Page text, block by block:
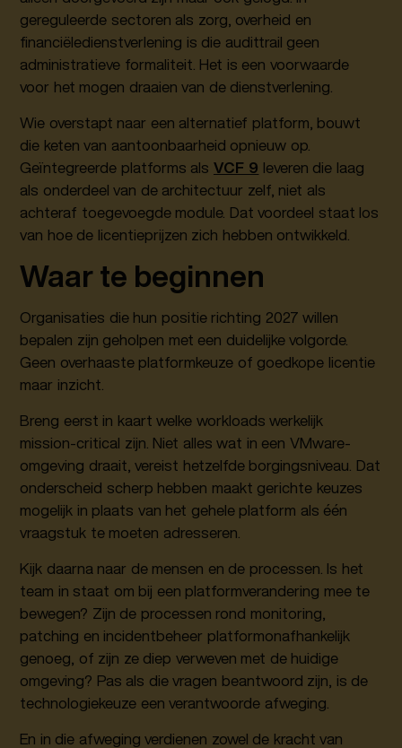
gereguleerde sectoren als zorg, overheid en
financiëledienstverlening is die audittrail geen
administratieve formaliteit. Het is een voorwaarde
voor het mogen draaien van de dienstverlening.
Wie overstapt naar een alternatief platform, bouwt
die keten van aantoonbaarheid opnieuw op.
Geïntegreerde platforms als VCF 9 leveren die laag
als onderdeel van de architectuur zelf, niet als
achteraf toegevoegde module. Dat voordeel staat los
van hoe de licentieprijzen zich hebben ontwikkeld.
Waar te beginnen
Organisaties die hun positie richting 2027 willen
bepalen zijn geholpen met een duidelijke volgorde.
Geen overhaaste platformkeuze of goedkope licentie
maar inzicht.
Breng eerst in kaart welke workloads werkelijk
mission-critical zijn. Niet alles wat in een VMware-
omgeving draait, vereist hetzelfde borgingsniveau. Dat
onderscheid scherp hebben maakt gerichte keuzes
mogelijk in plaats van het gehele platform als één
vraagstuk te moeten adresseren.
Kijk daarna naar de mensen en de processen. Is het
team in staat om bij een platformverandering mee te
bewegen? Zijn de processen rond monitoring,
patching en incidentbeheer platformonafhankelijk
genoeg, of zijn ze diep verweven met de huidige
omgeving? Pas als die vragen beantwoord zijn, is de
technologiekeuze een verantwoorde afweging.
En in die afweging verdienen zowel de kracht van